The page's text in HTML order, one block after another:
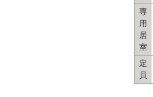
専
用
居
室
定
員